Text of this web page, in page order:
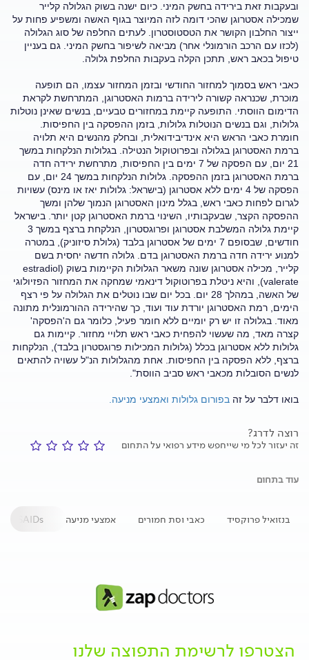
ובעקבות זאת בירידה בחשק המיני. כיום ישנה בשוק הגלולה קלייר
שמכילה אסטרוגן שהכי דומה לזה המיוצר בגוף האשה ומשפיע פחות על
ייצור החלבון הקושר את הטסטוסטרון. לעתים החלפה של סוג הגלולה
(לכזו עם הרכב הורמונלי אחר) מביאה לשיפור בחשק המיני. גם בעניין
טיפול בכאב ראש, תתכן הקלה בעקבות החלפת גלולה.
כאבי ראש בסמוך למחזור החודשי ובזמן המחזור עצמו, הם תופעה
מוכרת, שכנראה קשורה לירידה ברמות האסטרוגן, המתרחשת לקראת
הדימום הווסתי. התופעה קיימת במחזורים טבעיים, בנשים שאינן נוטלות
גלולות, וגם בנשים הנוטלות גלולות, בזמן ההפסקה בין החפיסות.
חומרת כאבי הראש היא אינדיבידואלית, ובחלק מהנשים היא תלויה
ברמת האסטרוגן בגלולה ובפרוטוקול הנטילה. בגלולות הנלקחות במשך
21 יום, עם הפסקה של 7 ימים בין החפיסות, מתרחשת ירידה חדה
ברמת האסטרוגן בזמן ההפסקה. גלולות הנלקחות במשך 24 יום, עם
הפסקה של 4 ימים ללא אסטרוגן (בישראל: גלולות יאז או מינס) עשויות
לגרום לפחות כאבי ראש, בגלל מינון האסטרוגן הנמוך שלהן ומשך
ההפסקה הקצר, שבעקבותיו, השינוי ברמת האסטרוגן קטן יותר. בישראל
קיימת גלולה המשלבת אסטרוגן ופרוגסטרון, הנלקחת ברצף במשך 3
חודשים, שבסופם 7 ימים של אסטרוגן בלבד (גלולת סיזוניק), במטרה
למנוע ירידה חדה ברמת האסטרוגן בדם. גלולה חדשה יחסית בשם
קלייר, מכילה אסטרוגן שונה משאר הגלולות הקיימות בשוק (estradiol
valerate), והיא ניטלת בפרוטוקול דינאמי שמחקה את המחזור הפזיולוגי
של האשה, במהלך 28 יום. בכל יום שבו נוטלים את הגלולה על פי רצף
הימים, רמת האסטרוגן יורדת עוד ועוד, כך שהירידה ההורמונלית מתונה
מאוד. בגלולה זו יש רק יומיים ללא חומר פעיל, כלומר גם ה'הפסקה'
קצרה מאד, מה שעשוי להפחית כאבי ראש תלויי מחזור. קיימות גם
גלולות ללא אסטרוגן בכלל (גלולות המכילות פרוגסטרון בלבד), הנלקחות
ברצף, ללא הפסקה בין החפיסות. אחת מהגלולות הנ"ל עשויה להתאים
לנשים הסובלות מכאבי ראש סביב הווסת".
בואו דלבר על זה בפורום גלולות ואמצעי מניעה.
רוצה לדרג?
זה יעזור לכל מי שייחפש מידע רפואי על התחום
עוד בתחום
בנזואיל פרוקסיד כאבי וסת חמורים אמצעי מניעה NSAIDs
הצטרפו לרשימת התפוצה שלנו